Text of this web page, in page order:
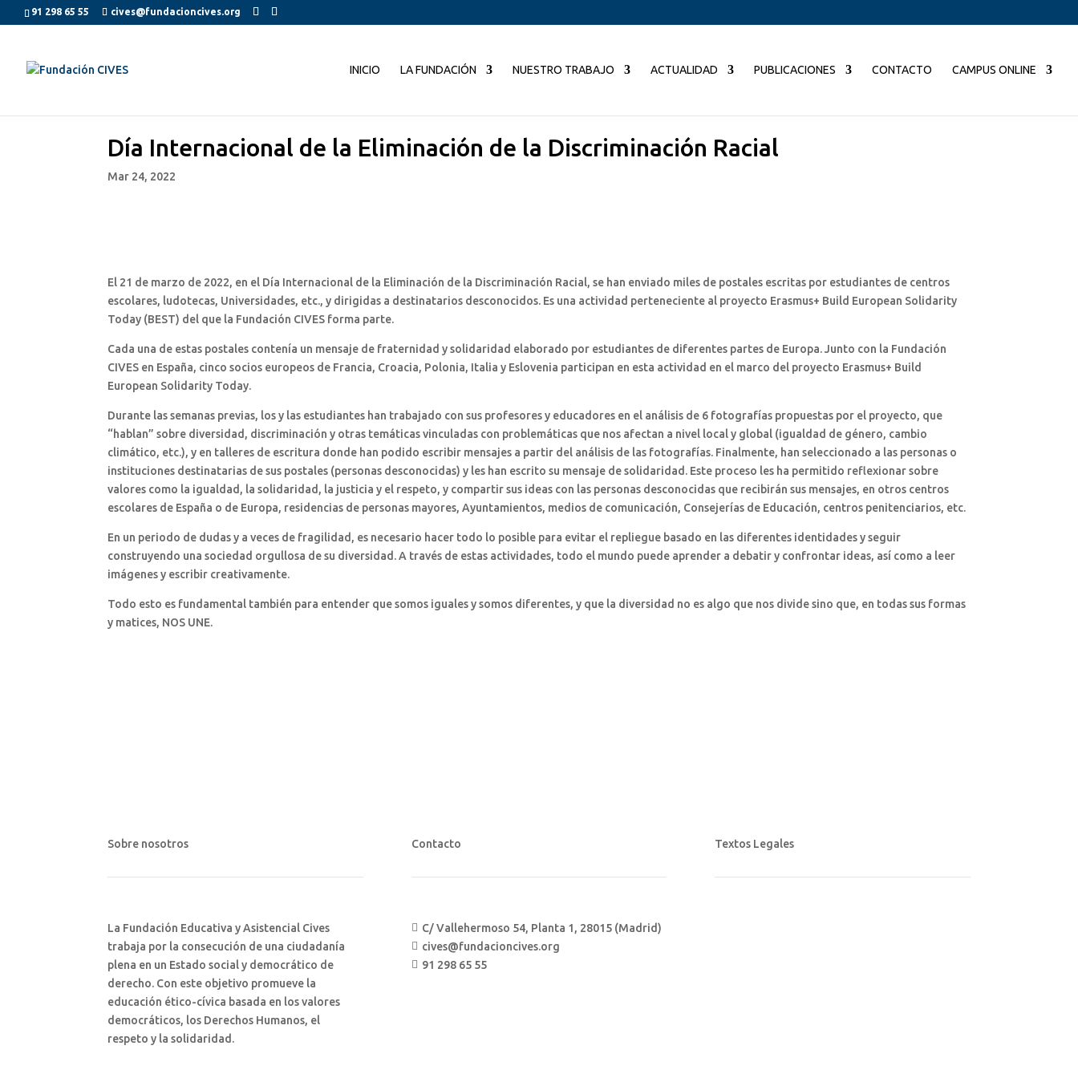
91 298 65 55 cives@fundacioncives.org
INICIO LA FUNDACIÓN NUESTRO TRABAJO ACTUALIDAD PUBLICACIONES CONTACTO CAMPUS ONLINE
Día Internacional de la Eliminación de la Discriminación Racial
Mar 24, 2022
El 21 de marzo de 2022, en el Día Internacional de la Eliminación de la Discriminación Racial, se han enviado miles de postales escritas por estudiantes de centros
escolares, ludotecas, Universidades, etc., y dirigidas a destinatarios desconocidos. Es una actividad perteneciente al proyecto Erasmus+ Build European Solidarity
Today (BEST) del que la Fundación CIVES forma parte.
Cada una de estas postales contenía un mensaje de fraternidad y solidaridad elaborado por estudiantes de diferentes partes de Europa. Junto con la Fundación
CIVES en España, cinco socios europeos de Francia, Croacia, Polonia, Italia y Eslovenia participan en esta actividad en el marco del proyecto Erasmus+ Build
European Solidarity Today.
Durante las semanas previas, los y las estudiantes han trabajado con sus profesores y educadores en el análisis de 6 fotografías propuestas por el proyecto, que
“hablan” sobre diversidad, discriminación y otras temáticas vinculadas con problemáticas que nos afectan a nivel local y global (igualdad de género, cambio
climático, etc.), y en talleres de escritura donde han podido escribir mensajes a partir del análisis de las fotografías. Finalmente, han seleccionado a las personas o
instituciones destinatarias de sus postales (personas desconocidas) y les han escrito su mensaje de solidaridad. Este proceso les ha permitido reflexionar sobre
valores como la igualdad, la solidaridad, la justicia y el respeto, y compartir sus ideas con las personas desconocidas que recibirán sus mensajes, en otros centros
escolares de España o de Europa, residencias de personas mayores, Ayuntamientos, medios de comunicación, Consejerías de Educación, centros penitenciarios, etc.
En un periodo de dudas y a veces de fragilidad, es necesario hacer todo lo posible para evitar el repliegue basado en las diferentes identidades y seguir
construyendo una sociedad orgullosa de su diversidad. A través de estas actividades, todo el mundo puede aprender a debatir y confrontar ideas, así como a leer
imágenes y escribir creativamente.
Todo esto es fundamental también para entender que somos iguales y somos diferentes, y que la diversidad no es algo que nos divide sino que, en todas sus formas
y matices, NOS UNE.
Sobre nosotros
La Fundación Educativa y Asistencial Cives
trabaja por la consecución de una ciudadanía
plena en un Estado social y democrático de
derecho. Con este objetivo promueve la
educación ético-cívica basada en los valores
democráticos, los Derechos Humanos, el
respeto y la solidaridad.
Contacto
 C/ Vallehermoso 54, Planta 1, 28015 (Madrid)
 cives@fundacioncives.org
 91 298 65 55
Textos Legales